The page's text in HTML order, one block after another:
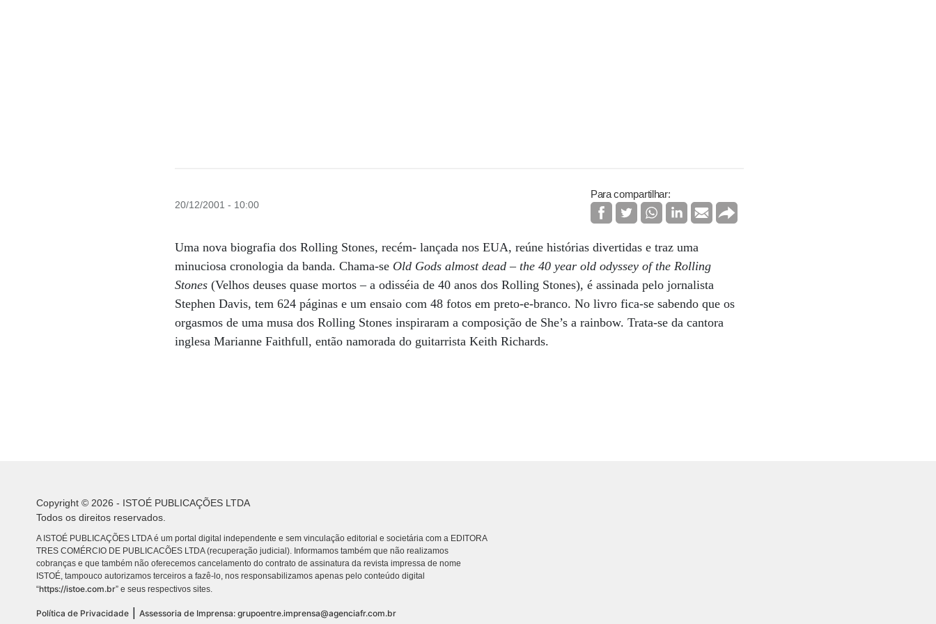
20/12/2001 - 10:00
Para compartilhar:
Uma nova biografia dos Rolling Stones, recém- lançada nos EUA, reúne histórias divertidas e traz uma
minuciosa cronologia da banda. Chama-se Old Gods almost dead – the 40 year old odyssey of the Rolling
Stones(Velhos deuses quase mortos – a odisséia de 40 anos dos Rolling Stones), é assinada pelo jornalista
Stephen Davis, tem 624 páginas e um ensaio com 48 fotos em preto-e-branco. No livro fica-se sabendo que os
orgasmos de uma musa dos Rolling Stones inspiraram a composição de She’s a rainbow. Trata-se da cantora
inglesa Marianne Faithfull, então namorada do guitarrista Keith Richards.
Copyright © 2026 - ISTOÉ PUBLICAÇÕES LTDA
Todos os direitos reservados.
A ISTOÉ PUBLICAÇÕES LTDA é um portal digital independente e sem vinculação editorial e societária com a EDITORA
TRES COMÉRCIO DE PUBLICACÕES LTDA (recuperação judicial). Informamos também que não realizamos
cobranças e que também não oferecemos cancelamento do contrato de assinatura da revista impressa de nome
ISTOÉ, tampouco autorizamos terceiros a fazê-lo, nos responsabilizamos apenas pelo conteúdo digital
“https://istoe.com.br” e seus respectivos sites.
Política de Privacidade Assessoria de Imprensa: grupoentre.imprensa@agenciafr.com.br